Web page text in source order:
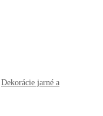
Dekorácie jarné a